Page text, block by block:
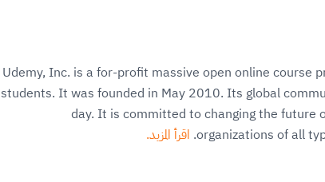
Udemy, Inc. is a for-profit massive open online course
students. It was founded in May 2010. Its global
day. It is committed to changing the future
organizations of all اقرأ المزيد.